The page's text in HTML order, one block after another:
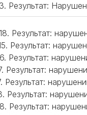
Результат:
Результат:
Результат:
Результат:
Результат:
Результат:
Результат:
Результат: